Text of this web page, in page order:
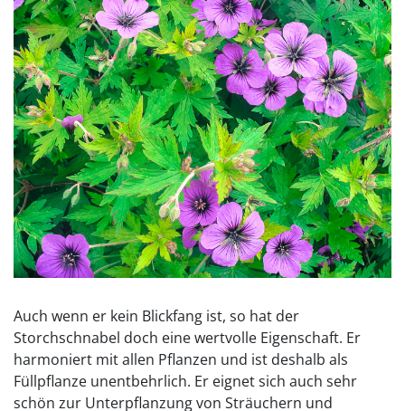
Auch wenn er kein Blickfang ist, so hat der
Storchschnabel doch eine wertvolle Eigenschaft. Er
harmoniert mit allen Pflanzen und ist deshalb als
Füllpflanze unentbehrlich. Er eignet sich auch sehr
schön zur Unterpflanzung von Sträuchern und